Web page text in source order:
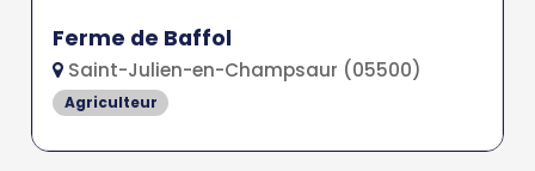
Ferme de Baffol
Saint-Julien-en-Champsaur (05500)
Agriculteur